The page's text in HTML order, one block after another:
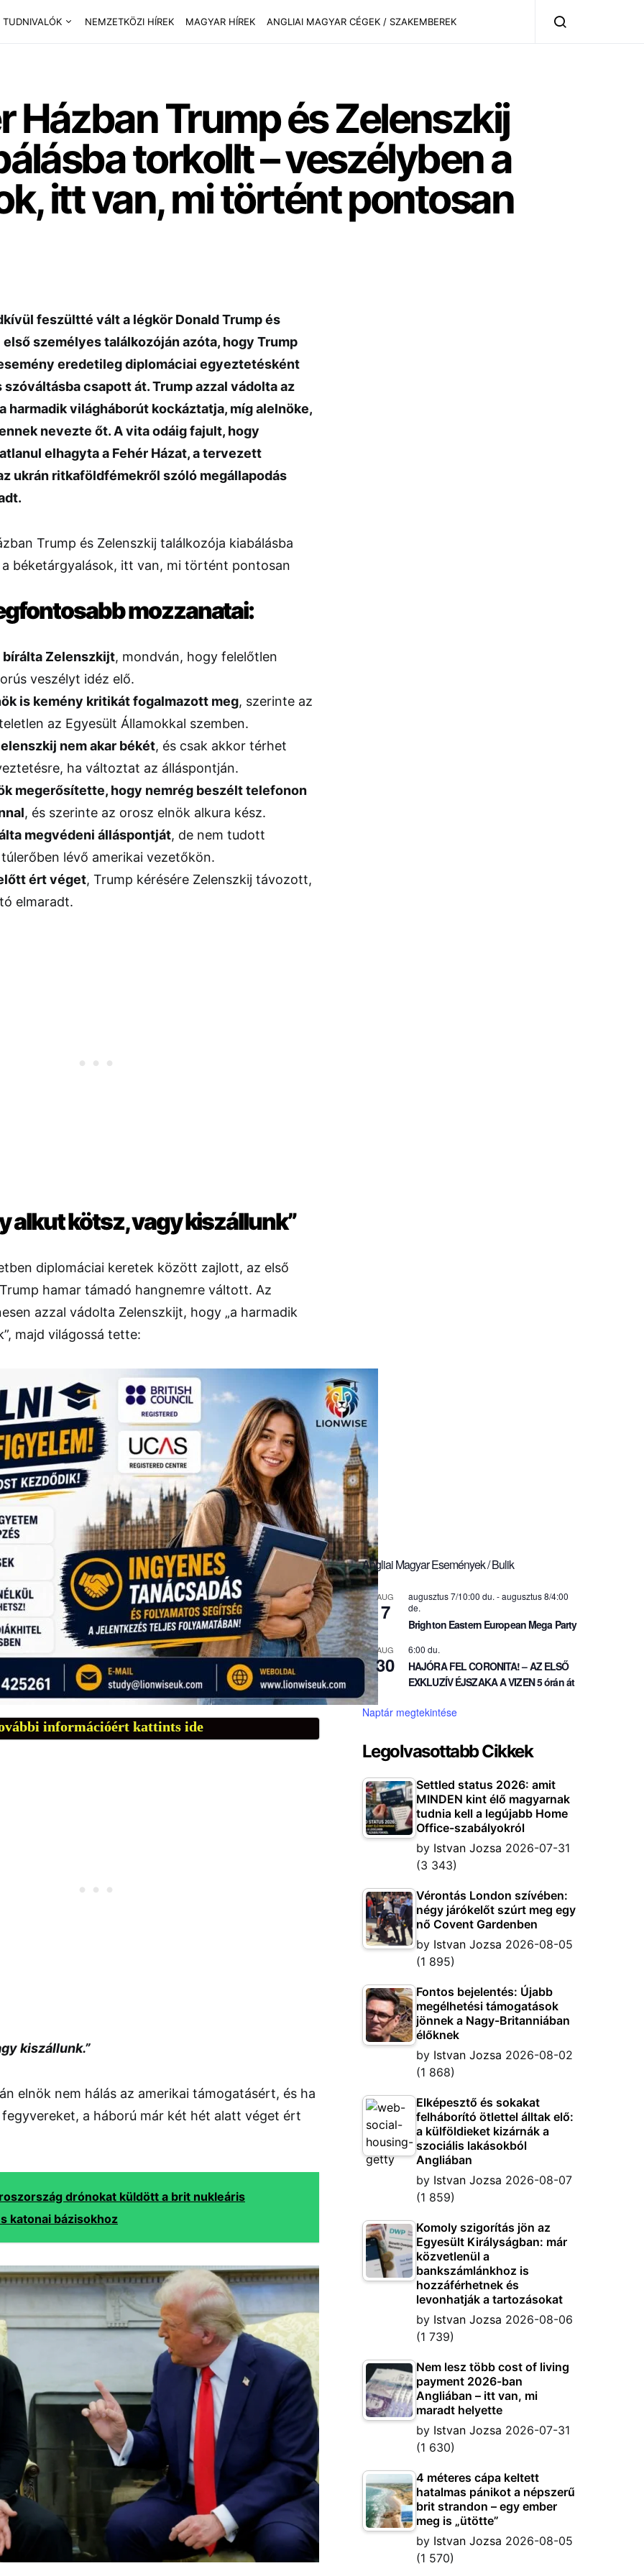
NEMZETKÖZI HÍREK MAGYAR HÍREK ANGLIAI MAGYAR CÉGEK / SZAKEMBEREK
Házban Trump és Zelenszkij
torkollt – veszélyben a
itt van, mi történt pontosan
feszültté vált a légkör Donald Trump és
személyes találkozóján azóta, hogy Trump
eredetileg diplomáciai egyeztetésként
szóváltásba csapott át. Trump azzal vádolta az
harmadik világháborút kockáztatja, míg alelnöke,
nevezte őt. A vita odáig fajult, hogy
elhagyta a Fehér Házat, a tervezett
ukrán ritkaföldfémekről szóló megállapodás
mozzanatai:
bírálta Zelenszkijt, mondván, hogy felelőtlen
veszélyt idéz elő.
is kemény kritikát fogalmazott meg, szerinte az
az Egyesült Államokkal szemben.
nem akar békét, és csak akkor térhet
ha változtat az álláspontján.
megerősítette, hogy nemrég beszélt telefonon
, és szerinte az orosz elnök alkura kész.
megvédeni álláspontját, de nem tudott
lévő amerikai vezetőkön.
ért véget, Trump kérésére Zelenszkij távozott,
elmaradt.
alkut kötsz, vagy kiszállunk”
diplomáciai keretek között zajlott, az első
hamar támadó hangnemre váltott. Az
azzal vádolta Zelenszkijt, hogy „a harmadik
majd világossá tette:
információért kattints ide
kiszállunk.”
elnök nem hálás az amerikai támogatásért, és ha
fegyvereket, a háború már két hét alatt véget ért
drónokat küldött a brit nukleáris
katonai bázisokhoz
Angliai Magyar Események / Bulik
AUG
7
augusztus 7/10:00 du. -augusztus 8/4:00
de.
Brighton Eastern European Mega Party
AUG
30
6:00 du.
HAJÓRA FEL CORONITA! – AZ ELSŐ
EXKLUZÍV ÉJSZAKA A VIZEN 5 órán át
Naptár megtekintése
Legolvasottabb Cikkek
Settled status 2026: amit
MINDEN kint élő magyarnak
tudnia kell a legújabb Home
Office-szabályokról
by Istvan Jozsa 2026-07-31
(3 343)
Vérontás London szívében:
négy járókelőt szúrt meg egy
nő Covent Gardenben
by Istvan Jozsa 2026-08-05
(1 895)
Fontos bejelentés: Újabb
megélhetési támogatások
jönnek a Nagy-Britanniában
élőknek
by Istvan Jozsa 2026-08-02
(1 868)
Elképesztő és sokakat
felháborító ötlettel álltak elő:
a külföldieket kizárnák a
szociális lakásokból
Angliában
by Istvan Jozsa 2026-08-07
(1 859)
Komoly szigorítás jön az
Egyesült Királyságban: már
közvetlenül a
bankszámlánkhoz is
hozzáférhetnek és
levonhatják a tartozásokat
by Istvan Jozsa 2026-08-06
(1 739)
Nem lesz több cost of living
payment 2026-ban
Angliában – itt van, mi
maradt helyette
by Istvan Jozsa 2026-07-31
(1 630)
4 méteres cápa keltett
hatalmas pánikot a népszerű
brit strandon – egy ember
meg is „ütötte”
by Istvan Jozsa 2026-08-05
(1 570)